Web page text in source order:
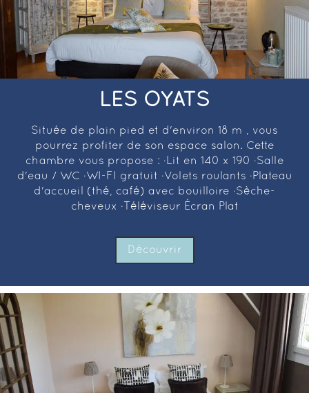
LES OYATS
Située de plain pied et d'environ 18 m², vous
pourrez profiter de son espace salon. Cette
chambre vous propose : ·Lit en 140 x 190 ·Salle
d'eau / WC ·WI-FI gratuit ·Volets roulants ·Plateau
d'accueil (thé, café) avec bouilloire ·Sèche-
cheveux ·Téléviseur Écran Plat
Découvrir